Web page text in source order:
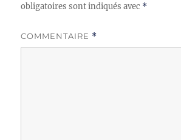
obligatoires sont indiqués avec *
COMMENTAIRE *